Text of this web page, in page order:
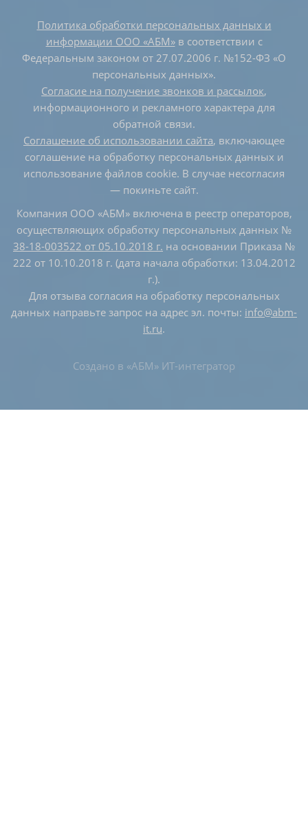
Политика обработки персональных данных и
информации ООО «АБМ»в соответствии с
Федеральным законом от 27.07.2006 г. №152-ФЗ «О
персональных данных».
Согласие на получение звонков и рассылок,
информационного и рекламного характера для
обратной связи.
Соглашение об использовании сайта, включающее
соглашение на обработку персональных данных и
использование файлов cookie. В случае несогласия
— покиньте сайт.
Компания ООО «АБМ» включена в реестр операторов,
осуществляющих обработку персональных данных №
38-18-003522 от 05.10.2018 г. на основании Приказа №
222 от 10.10.2018 г. (дата начала обработки: 13.04.2012
г.).
Для отзыва согласия на обработку персональных
данных направьте запрос на адрес эл. почты: info@abm-
it.ru.
Создано в «АБМ» ИТ-интегратор